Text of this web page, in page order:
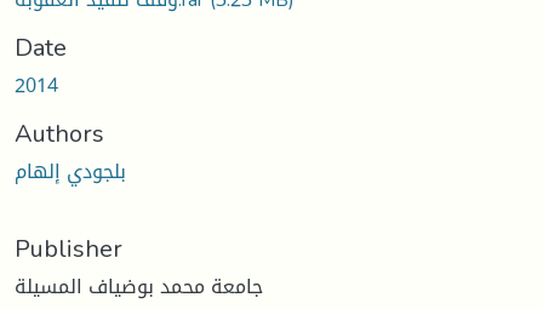
Date
2014
Authors
بلجودي إلهام
Publisher
جامعة محمد بوضياف المسيلة